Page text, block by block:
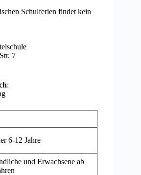
Schulferien findet kein
7
:
6-12 Jahre
und Erwachsene ab